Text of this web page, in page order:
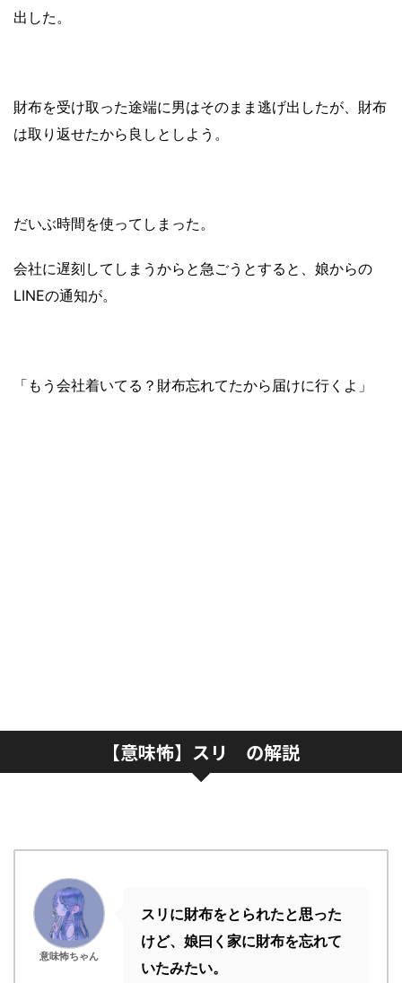
出した。
財布を受け取った途端に男はそのまま逃げ出したが、 財布
は取り返せたから良しとしよう。
だいぶ時間を使ってしまった。
会社に遅刻してしまうからと急ごうとすると、 娘からの
LINEの通知が。
「もう会社着いてる？ 財布忘れてたから届けに行くよ」
【意味怖】スリ の解説
意味怖ちゃん
スリに財布をとられたと思った
けど、娘曰く家に財布を忘れて
いたみたい。